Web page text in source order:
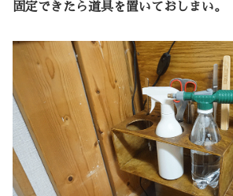
固定できたら道具を置いておしまい。